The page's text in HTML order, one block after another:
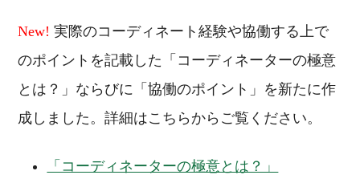
New! 実際のコーディネート経験や協働する上で
のポイントを記載した「コーディネーターの極意
とは？」ならびに「協働のポイント」を新たに作
成しました。詳細はこちらからご覧ください。
「コーディネーターの極意とは？」